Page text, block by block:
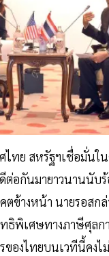
ไทย สหรัฐฯเชื่อมั่นใ
อกันมายาวนานนับร้
ข้างหน้า นายรอสกล่
ธิพิเศษทางภาษีศุลก
ของไทยบนเวทีนี้คงไ